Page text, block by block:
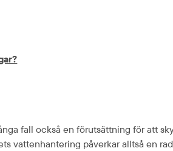
fall också en förutsättning för att
vattenhantering påverkar alltså en